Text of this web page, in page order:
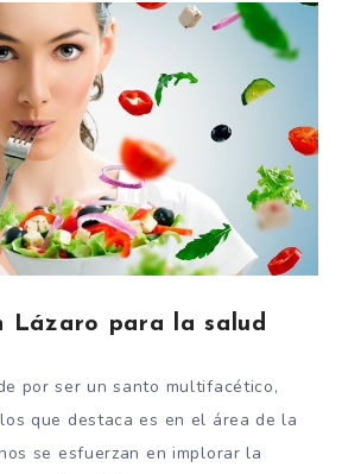
Lázaro para la salud
por ser un santo multifacético,
que destaca es en el área de la
se esfuerzan en implorar la